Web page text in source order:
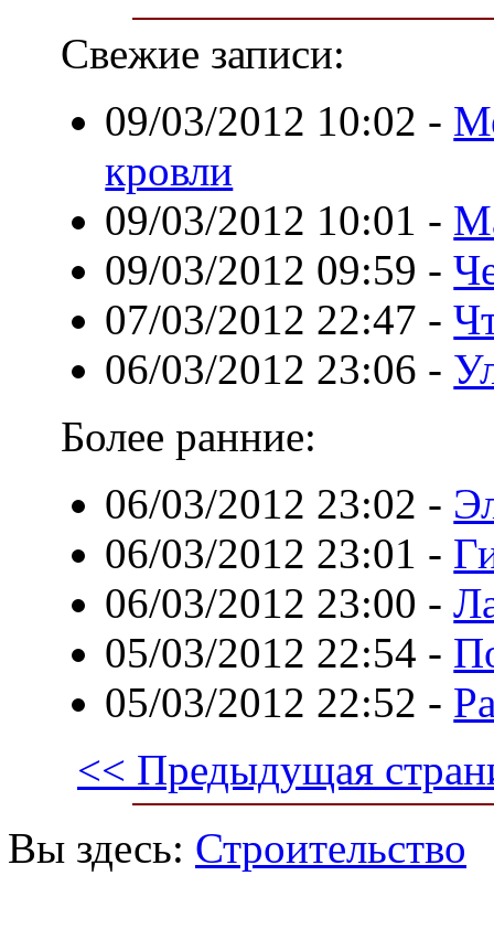
Свежие записи:
09/03/2012 10:02 -
кровли
09/03/2012 10:01 -
09/03/2012 09:59 -
07/03/2012 22:47 -
06/03/2012 23:06 -
Более ранние:
06/03/2012 23:02 -
06/03/2012 23:01 -
06/03/2012 23:00 -
05/03/2012 22:54 -
05/03/2012 22:52 -
<< Предыдущая
Вы здесь: Строительство